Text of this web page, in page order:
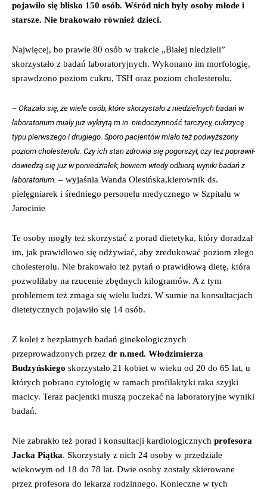
pojawiło się blisko 150 osób. Wśród nich były osoby młode i
starsze. Nie brakowało również dzieci.
Najwięcej, bo prawie 80 osób w trakcie „Białej niedzieli”
skorzystało z badań laboratoryjnych. Wykonano im morfologię,
sprawdzono poziom cukru, TSH oraz poziom cholesterolu.
– Okazało się, że wiele osób, które skorzystało z niedzielnych badań w
laboratorium miały już wykrytą m.in. niedoczynność tarczycy, cukrzycę
typu pierwszego i drugiego. Sporo pacjentów miało też podwyższony
poziom cholesterolu. Czy ich stan zdrowia się pogorszył, czy też poprawił-
dowiedzą się już w poniedziałek, bowiem wtedy odbiorą wyniki badań z
laboratorium. – wyjaśnia Wanda Olesińska,kierownik ds.
pielęgniarek i średniego personelu medycznego w Szpitalu w
Jarocinie
Te osoby mogły też skorzystać z porad dietetyka, który doradzał
im, jak prawidłowo się odżywiać, aby zredukować poziom złego
cholesterolu. Nie brakowało też pytań o prawidłową dietę, która
pozwoliłaby na rzucenie zbędnych kilogramów. A z tym
problemem też zmaga się wielu ludzi. W sumie na konsultacjach
dietetycznych pojawiło się 14 osób.
Z kolei z bezpłatnych badań ginekologicznych
przeprowadzonych przez dr n.med. Włodzimierza
Budzyńskiego skorzystało 21 kobiet w wieku od 20 do 65 lat, u
których pobrano cytologię w ramach profilaktyki raka szyjki
macicy. Teraz pacjentki muszą poczekać na laboratoryjne wyniki
badań.
Nie zabrakło też porad i konsultacji kardiologicznych profesora
Jacka Piątka. Skorzystały z nich 24 osoby w przedziale
wiekowym od 18 do 78 lat. Dwie osoby zostały skierowane
przez profesora do lekarza rodzinnego. Konieczne w tych